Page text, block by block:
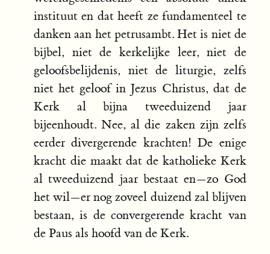
instituut en dat heeft ze fundamenteel te
danken aan het petrusambt. Het is niet de
bijbel, niet de kerkelijke leer, niet de
geloofsbelijdenis, niet de liturgie, zelfs
niet het geloof in Jezus Christus, dat de
Kerk al bijna tweeduizend jaar
bijeenhoudt. Nee, al die zaken zijn zelfs
eerder divergerende krachten! De enige
kracht die maakt dat de katholieke Kerk
al tweeduizend jaar bestaat en—zo God
het wil—er nog zoveel duizend zal blijven
bestaan, is de convergerende kracht van
de Paus als hoofd van de Kerk.